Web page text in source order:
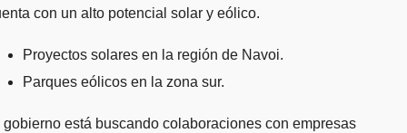
con un alto potencial solar y eólico.
Proyectos solares en la región de Navoi.
Parques eólicos en la zona sur.
gobierno está buscando colaboraciones con empresas